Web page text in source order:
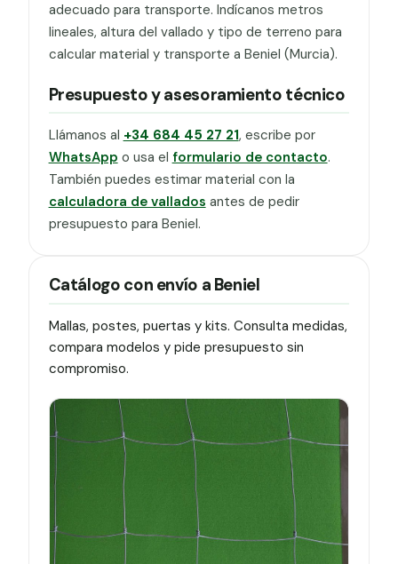
adecuado para transporte. Indícanos metros
lineales, altura del vallado y tipo de terreno para
calcular material y transporte a Beniel (Murcia).
Presupuesto y asesoramiento técnico
Llámanos al +34 684 45 27 21, escribe por
WhatsApp o usa el formulario de contacto.
También puedes estimar material con la
calculadora de vallados antes de pedir
presupuesto para Beniel.
Catálogo con envío a Beniel
Mallas, postes, puertas y kits. Consulta medidas,
compara modelos y pide presupuesto sin
compromiso.